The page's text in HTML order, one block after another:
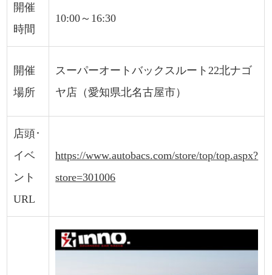
開催
時間
10:00～16:30
開催
場所
スーパーオートバックスルート22北ナゴ
ヤ店（愛知県北名古屋市）
店頭･
イベ
ント
URL
https://www.autobacs.com/store/top/top.aspx?
store=301006